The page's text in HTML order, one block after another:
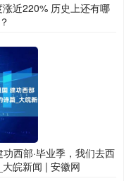
近220% 历史上还有哪
西部·毕业季，我们去西
皖新闻 | 安徽网